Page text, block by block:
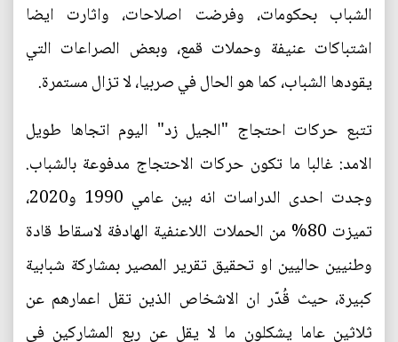
الشباب بحكومات، وفرضت اصلاحات، واثارت ايضا
اشتباكات عنيفة وحملات قمع، وبعض الصراعات التي
يقودها الشباب، كما هو الحال في صربيا، لا تزال مستمرة.
تتبع حركات احتجاج "الجيل زد" اليوم اتجاها طويل
الامد: غالبا ما تكون حركات الاحتجاج مدفوعة بالشباب.
وجدت احدى الدراسات انه بين عامي 1990 و2020،
تميزت 80% من الحملات اللاعنفية الهادفة لاسقاط قادة
وطنيين حاليين او تحقيق تقرير المصير بمشاركة شبابية
كبيرة، حيث قُدّر ان الاشخاص الذين تقل اعمارهم عن
ثلاثين عاما يشكلون ما لا يقل عن ربع المشاركين في